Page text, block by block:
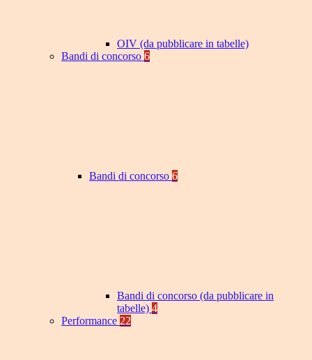
OIV (da pubblicare in tabelle)
Bandi di concorso 6
Bandi di concorso 6
Bandi di concorso (da pubblicare in
tabelle) 4
Performance 22